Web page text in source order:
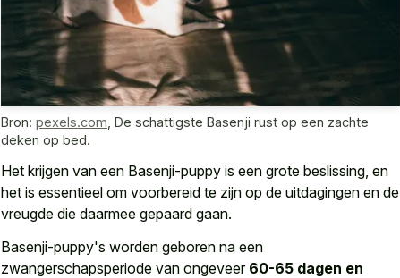
Bron: pexels.com De schattigste Basenji rust op een zachte
deken op bed.
Het krijgen van een Basenji-puppy is een grote beslissing, en
het is essentieel om voorbereid te zijn op de uitdagingen en de
vreugde die daarmee gepaard gaan.
Basenji-puppy's worden geboren na een
zwangerschapsperiode van ongeveer 60-65 dagen en